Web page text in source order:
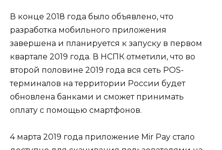
В конце 2018 года было объявлено, что
разработка мобильного приложения
завершена и планируется к запуску в первом
квартале 2019 года. В НСПК отметили, что во
второй половине 2019 года вся сеть POS-
терминалов на территории России будет
обновлена банками и сможет принимать
оплату с помощью смартфонов.
4 марта 2019 года приложение Mir Pay стало